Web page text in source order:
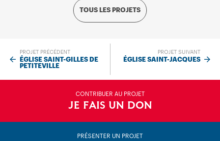
TOUS LES PROJETS
PROJET PRÉCÉDENT
ÉGLISE SAINT-GILLES DE
PETITEVILLE
PROJET SUIVANT
ÉGLISE SAINT-JACQUES
CONTRIBUER AU PROJET
JE FAIS UN DON
PRÉSENTER UN PROJET